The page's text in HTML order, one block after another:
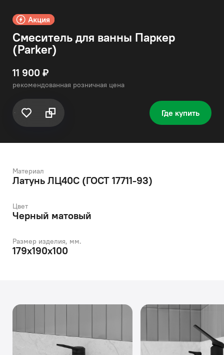
Смеситель для ванны Паркер
(Parker)
11 900 ₽
рекомендованная розничная цена
Где купить
Материал
Латунь ЛЦ40C (ГОСТ 17711-93)
Цвет
Черный матовый
Размер изделия, мм.
179х190х100